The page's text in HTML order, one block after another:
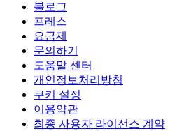
블로그
프레스
요금제
문의하기
도움말 센터
개인정보처리방침
쿠키 설정
이용약관
최종 사용자 라이선스 계약